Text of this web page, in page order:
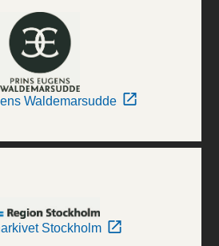
Waldemarsudde
Stockholm